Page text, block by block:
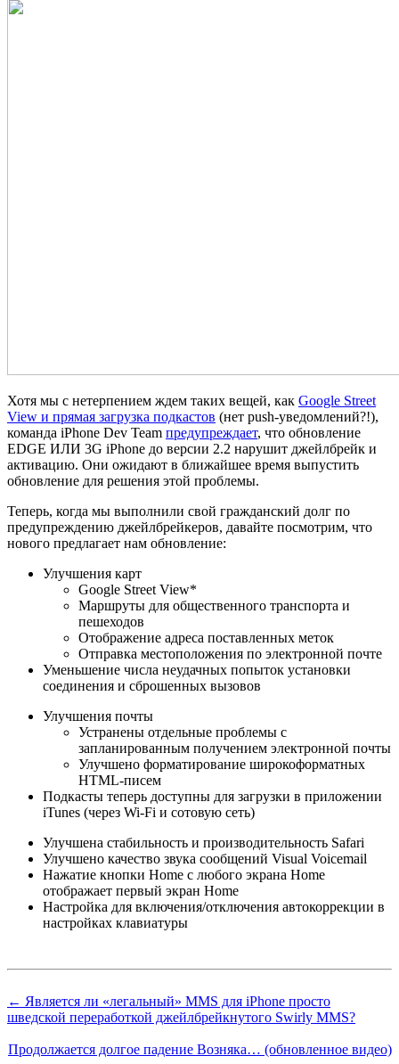
Хотя мы с нетерпением ждем таких вещей, как Google Street
View и прямая загрузка подкастов (нет push-уведомлений?!),
команда iPhone Dev Team предупреждает, что обновление
EDGE ИЛИ 3G iPhone до версии 2.2 нарушит джейлбрейк и
активацию. Они ожидают в ближайшее время выпустить
обновление для решения этой проблемы.
Теперь, когда мы выполнили свой гражданский долг по
предупреждению джейлбрейкеров, давайте посмотрим, что
нового предлагает нам обновление:
Улучшения карт
Google Street View*
Маршруты для общественного транспорта и
пешеходов
Отображение адреса поставленных меток
Отправка местоположения по электронной почте
Уменьшение числа неудачных попыток установки
соединения и сброшенных вызовов
Улучшения почты
Устранены отдельные проблемы с
запланированным получением электронной почты
Улучшено форматирование широкоформатных
HTML-писем
Подкасты теперь доступны для загрузки в приложении
iTunes (через Wi-Fi и сотовую сеть)
Улучшена стабильность и производительность Safari
Улучшено качество звука сообщений Visual Voicemail
Нажатие кнопки Home с любого экрана Home
отображает первый экран Home
Настройка для включения/отключения автокоррекции в
настройках клавиатуры
← Является ли «легальный» MMS для iPhone просто
шведской переработкой джейлбрейкнутого Swirly MMS?
Продолжается долгое падение Возняка… (обновленное видео)